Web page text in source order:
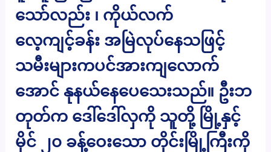
သော်လည်း ၊ ကိုယ်လက်
လေ့ကျင့်ခန်း အမြဲလုပ်နေသဖြင့်
သမီးများကပင်အားကျလောက်
အောင် နုနယ်နေပေသေးသည်။ ဦးဘ
တုတ်က ဒေါ်ဒေါ်လှကို သူတို့ မြို့နှင့်
မိုင် ၂၀ ခန့်ဝေးသော တိုင်းမြို့ကြီးကို